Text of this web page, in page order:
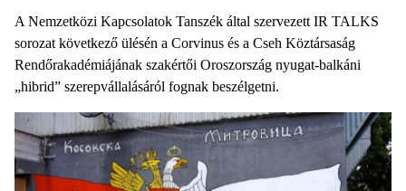
A Nemzetközi Kapcsolatok Tanszék által szervezett IR TALKS
sorozat következő ülésén a Corvinus és a Cseh Köztársaság
Rendőrakadémiájának szakértői Oroszország nyugat-balkáni
„hibrid” szerepvállalásáról fognak beszélgetni.